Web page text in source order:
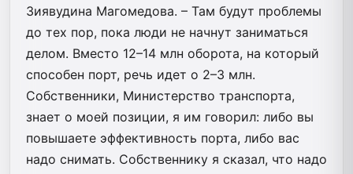
Зиявудина Магомедова. – Там будут проблемы
до тех пор, пока люди не начнут заниматься
делом. Вместо 12–14 млн оборота, на который
способен порт, речь идет о 2–3 млн.
Собственники, Министерство транспорта,
знает о моей позиции, я им говорил: либо вы
повышаете эффективность порта, либо вас
надо снимать. Собственнику я сказал, что надо